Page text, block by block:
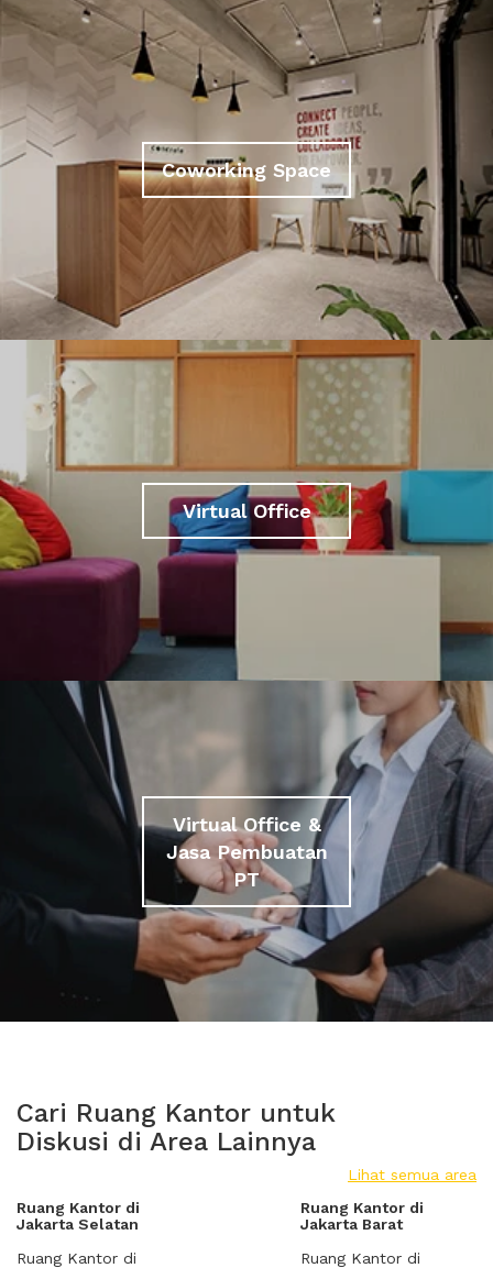
Coworking Space
Virtual Office
Virtual Office &
Jasa Pembuatan
PT
Cari Ruang Kantor untuk
Diskusi di Area Lainnya
Lihat semua area
Ruang Kantor di
Jakarta Selatan
Ruang Kantor di
Ruang Kantor di
Jakarta Barat
Ruang Kantor di